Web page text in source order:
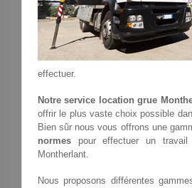
effectuer.
Notre service location grue
offrir le plus vaste choix possible
Bien sûr nous vous offrons une
normes pour effectuer un
Montherlant.
Nous proposons différentes